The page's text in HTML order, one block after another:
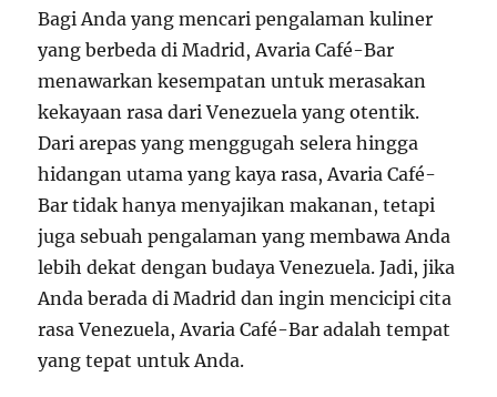
Bagi Anda yang mencari pengalaman kuliner
yang berbeda di Madrid, Avaria Café-Bar
menawarkan kesempatan untuk merasakan
kekayaan rasa dari Venezuela yang otentik.
Dari arepas yang menggugah selera hingga
hidangan utama yang kaya rasa, Avaria Café-
Bar tidak hanya menyajikan makanan, tetapi
juga sebuah pengalaman yang membawa Anda
lebih dekat dengan budaya Venezuela. Jadi, jika
Anda berada di Madrid dan ingin mencicipi cita
rasa Venezuela, Avaria Café-Bar adalah tempat
yang tepat untuk Anda.